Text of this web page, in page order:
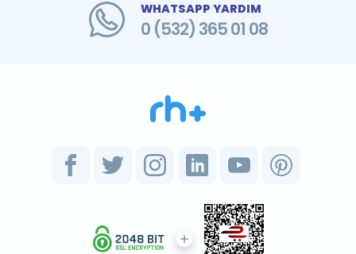
WHATSAPP YARDIM
0 (532) 365 01 08